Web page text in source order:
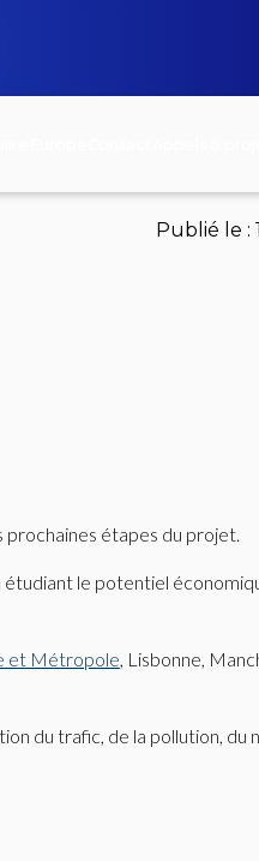
Publié le :
étapes du projet.
étudiant le potentiel
et Métropole, Lisbonne,
du trafic, de la pollution, du